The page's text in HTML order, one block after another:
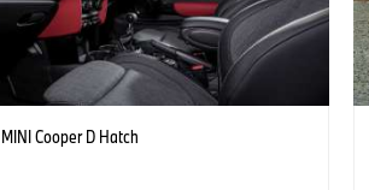
MINI Cooper D Hatch